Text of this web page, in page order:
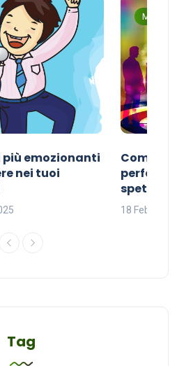
più emozionanti
nei tuoi
Musica
Come
perfetta
18 Febbraio
Tag